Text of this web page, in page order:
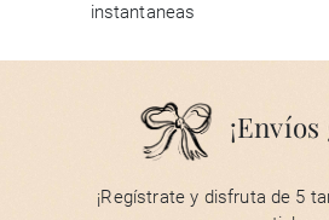
instantaneas
¡Regístrate y disfruta de 5